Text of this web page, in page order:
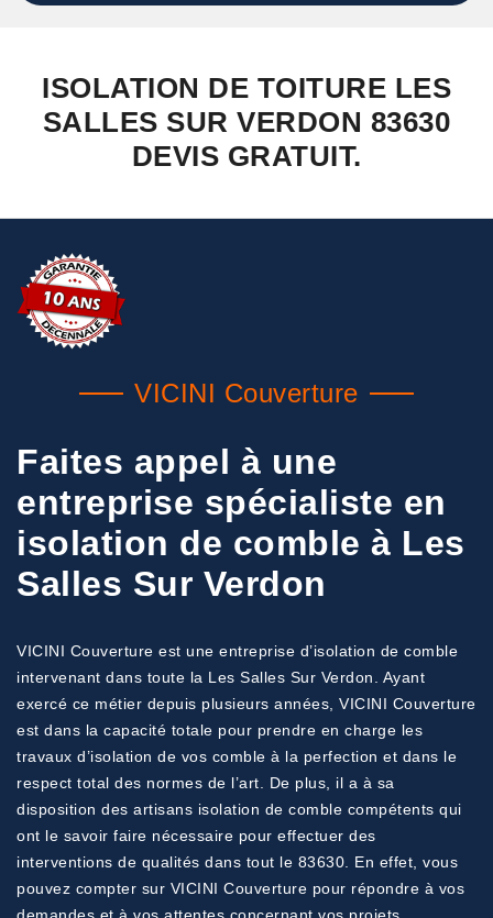
ISOLATION DE TOITURE LES
SALLES SUR VERDON 83630
DEVIS GRATUIT.
VICINI Couverture
Faites appel à une
entreprise spécialiste en
isolation de comble à Les
Salles Sur Verdon
VICINI Couverture est une entreprise d’isolation de comble
intervenant dans toute la Les Salles Sur Verdon. Ayant
exercé ce métier depuis plusieurs années, VICINI Couverture
est dans la capacité totale pour prendre en charge les
travaux d’isolation de vos comble à la perfection et dans le
respect total des normes de l’art. De plus, il a à sa
disposition des artisans isolation de comble compétents qui
ont le savoir faire nécessaire pour effectuer des
interventions de qualités dans tout le 83630. En effet, vous
pouvez compter sur VICINI Couverture pour répondre à vos